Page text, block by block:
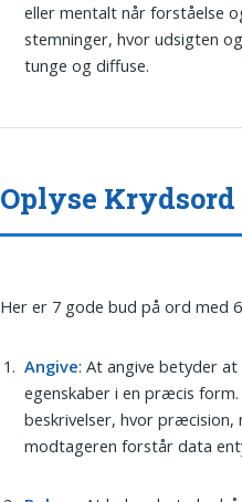
eller mentalt når forståelse
stemninger, hvor udsigten
tunge og diffuse.
Oplyse Krydsord
Her er 7 gode bud på ord med
Angive: At angive betyder
egenskaber i en præcis
beskrivelser, hvor
modtageren forstår data